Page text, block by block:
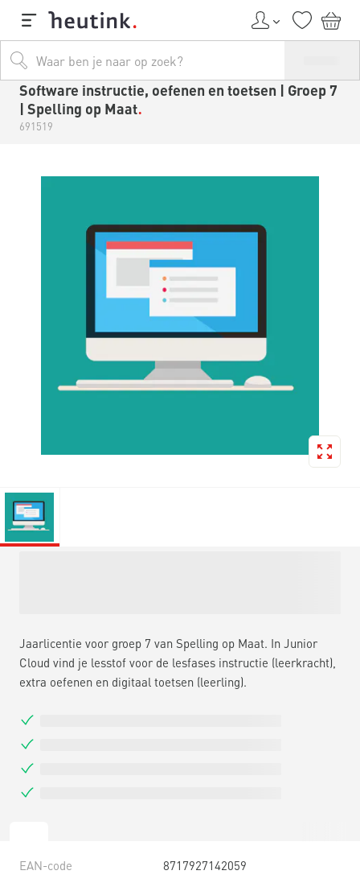
Software instructie, oefenen en toetsen | Groep 7
| Spelling op Maat
691519
Jaarlicentie voor groep 7 van Spelling op Maat. In Junior
Cloud vind je lesstof voor de lesfases instructie (leerkracht),
extra oefenen en digitaal toetsen (leerling).
EAN-code 8717927142059